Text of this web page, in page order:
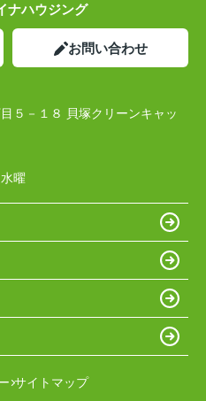
ナハウジング
お問い合わせ
５－１８ 貝塚クリーンキャッ
水曜
サイトマップ